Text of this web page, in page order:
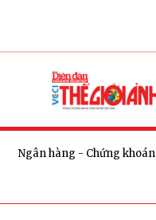
Ngân hàng - Chứng khoán